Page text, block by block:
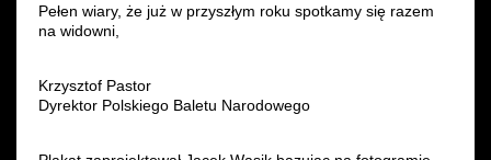
Pełen wiary, że już w przyszłym roku spotkamy się razem
na widowni,
Krzysztof Pastor
Dyrektor Polskiego Baletu Narodowego